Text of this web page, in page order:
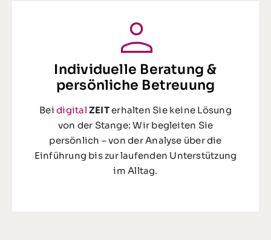
Individuelle Beratung &
persönliche Betreuung
Beidigital ZEITerhalten Sie keine Lösung
von der Stange: Wir begleiten Sie
persönlich – von der Analyse über die
Einführung bis zur laufenden Unterstützung
im Alltag.